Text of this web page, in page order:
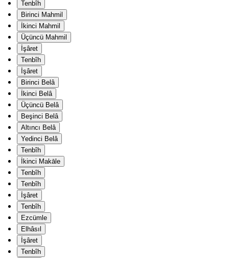
Tenbîh
Birinci Mahmil
İkinci Mahmil
Üçüncü Mahmil
İşâret
Tenbîh
İşâret
Birinci Belâ
İkinci Belâ
Üçüncü Belâ
Beşinci Belâ
Altıncı Belâ
Yedinci Belâ
Tenbîh
İkinci Makāle
Tenbîh
Tenbîh
İşâret
Tenbîh
Ezcümle
Elhâsıl
İşâret
Tenbîh